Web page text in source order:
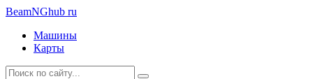
BeamNGhub ru
Машины
Карты